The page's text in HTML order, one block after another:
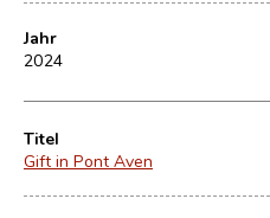
Jahr
2024
Titel
Gift in Pont Aven